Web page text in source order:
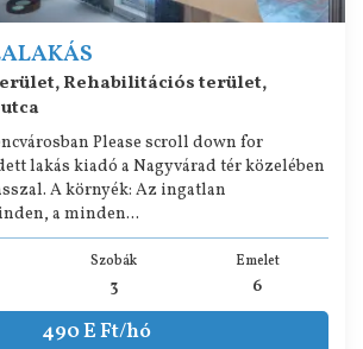
Rehabilitációs terület,
Please scroll down for
lakás kiadó a Nagyvárad tér közelében
A környék: Az ingatlan
a minden...
Szobák
3
Emelet
6
490 E Ft/hó